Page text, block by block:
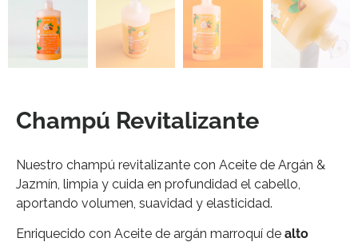
Champú Revitalizante
Nuestro champú revitalizante con Aceite de Argán &
Jazmín, limpia y cuida en profundidad el cabello,
aportando volumen, suavidad y elasticidad.
Enriquecido con Aceite de argán marroquí de alto